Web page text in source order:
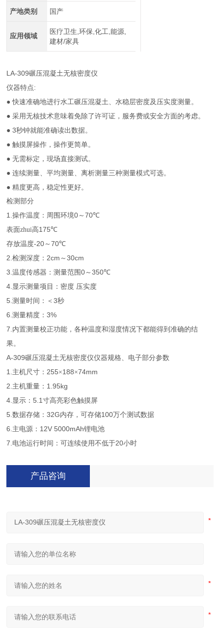
产地类别 国产
应用领域
医疗卫生,环保,化工,能源,
建材/家具
LA-309碾压混凝土无核密度仪
仪器特点:
● 快速准确地进行水工碾压混凝土、水稳层密度及压实度测量。
● 采用无核技术意味着免除了许可证，服务费或安全方面的考虑。
● 3秒钟就能准确读出数据。
● 触摸屏操作，操作更简单。
● 无需标定，现场直接测试。
● 连续测量、平均测量、离析测量三种测量模式可选。
● 精度更高，稳定性更好。
检测部分
1.操作温度：周围环境0 ～70℃
表面zhui高175℃
存放温度-20 ～70℃
2.检测深度：2cm ～30cm
3.温度传感器：测量范围0 ～350℃
4. 显示测量项目：密度 压实度
5.测量时间：＜3秒
6.测量精度：3%
7. 内置测量校正功能，各种温度和湿度情况下都能得到准确的结
果。
A-309碾压混凝土无核密度仪仪器规格、电子部分参数
1. 主机尺寸：255×188×74mm
2. 主机重量： 1.95kg
4. 显示：5.1寸高亮彩色触摸屏
5.数据存储：32G内存，可存储100万个测试数据
6. 主电源： 12V 5000mAh锂电池
7. 电池运行时间：可连续使用不低于20小时
产品咨询